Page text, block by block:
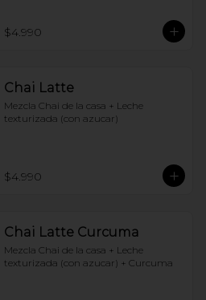
$4.990
Chai Latte
Mezcla Chai de la casa + Leche
texturizada (con azucar)
$4.990
Chai Latte Curcuma
Mezcla Chai de la casa + Leche
texturizada (con azucar) + Curcuma